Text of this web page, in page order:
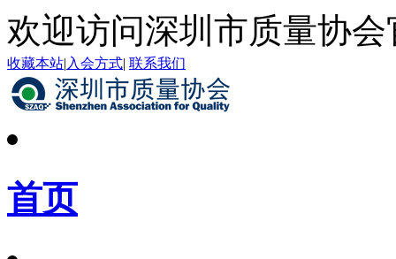
欢迎访问深圳市质量协会
收藏本站| 入会方式| 联系我们
首页